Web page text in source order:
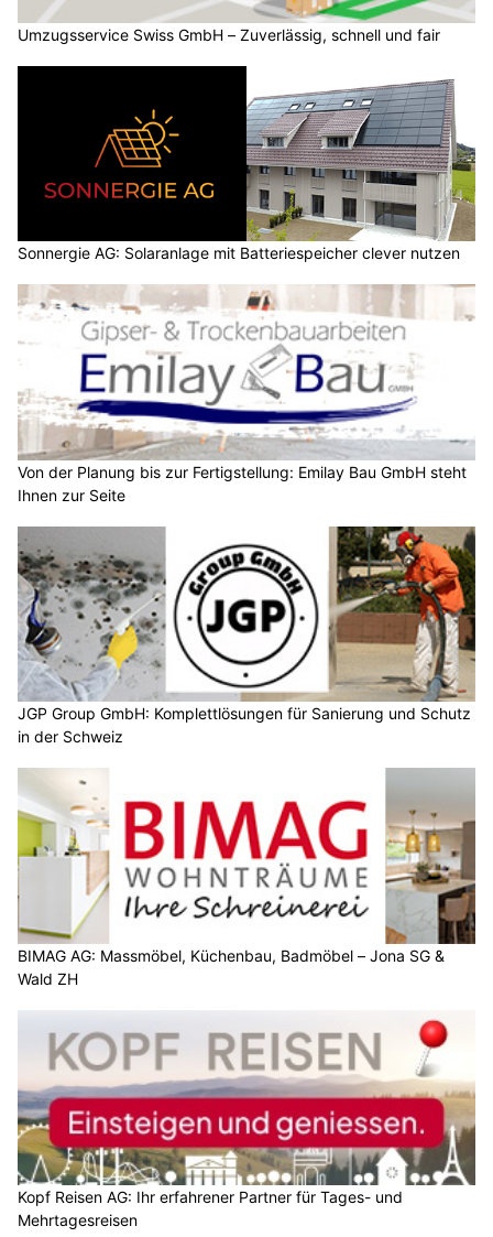
Umzugsservice Swiss GmbH – Zuverlässig, schnell und fair
Sonnergie AG: Solaranlage mit Batteriespeicher clever nutzen
Von der Planung bis zur Fertigstellung: Emilay Bau GmbH steht
Ihnen zur Seite
JGP Group GmbH: Komplettlösungen für Sanierung und Schutz
in der Schweiz
BIMAG AG: Massmöbel, Küchenbau, Badmöbel – Jona SG &
Wald ZH
Kopf Reisen AG: Ihr erfahrener Partner für Tages- und
Mehrtagesreisen